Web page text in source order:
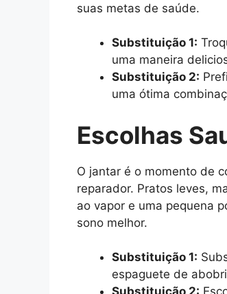
suas metas de saúde.
Substituição 1:
uma maneira
Substituição 2:
uma ótima
Escolhas
O jantar é o momento de
reparador. Pratos leves,
ao vapor e uma pequena
sono melhor.
Substituição 1:
espaguete de